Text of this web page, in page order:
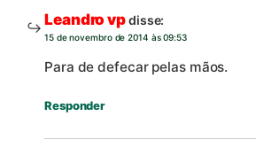
Leandro vpdisse:
15 de novembro de 2014 às 09:53
Para de defecar pelas mãos.
Responder